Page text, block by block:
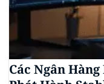
Các Ngân